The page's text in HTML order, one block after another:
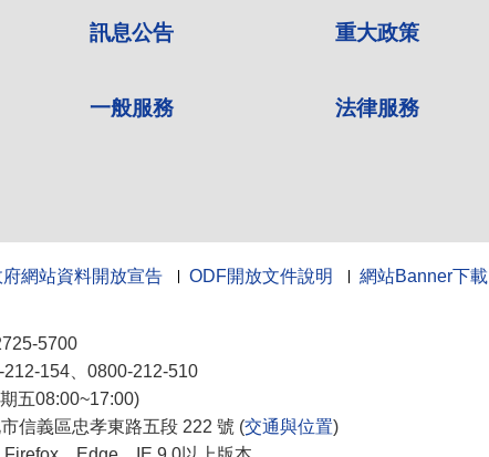
訊息公告 重大政策
一般服務 法律服務
府網站資料開放宣告 ODF開放文件說明
網站Banner下載
5700
212-154、0800-212-510
五08:00~17:00)
信義區忠孝東路五段 222 號 (交通與位置)